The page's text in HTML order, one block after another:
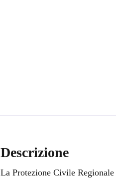
Descrizione
La Protezione Civile